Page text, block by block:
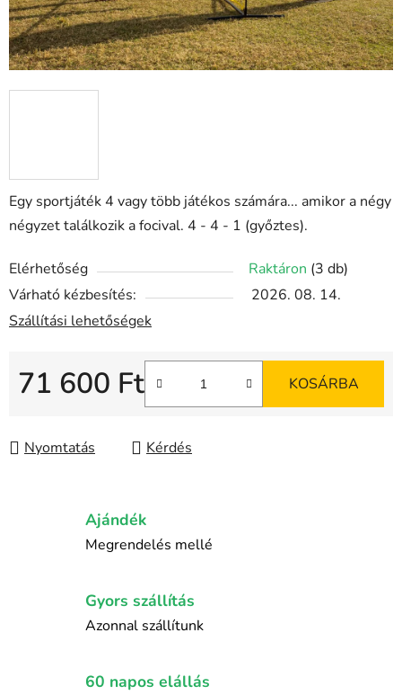
Egy sportjáték 4 vagy több játékos számára... amikor a négy
négyzet találkozik a focival. 4 - 4 - 1 (győztes).
Elérhetőség Raktáron (3 db)
Várható kézbesítés:
2026. 08. 14.
Szállítási lehetőségek
71 600 Ft KOSÁRBA
Nyomtatás Kérdés
Ajándék
Megrendelés mellé
Gyors szállítás
Azonnal szállítunk
60 napos elállás